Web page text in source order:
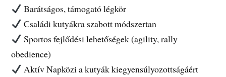
Barátságos, támogató légkör
Családi kutyákra szabott módszertan
Sportos fejlődési lehetőségek (agility, rally
obedience)
Aktív Napközi a kutyák kiegyensúlyozottságáért